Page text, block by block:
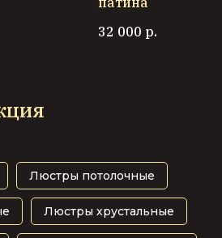
32 000 р.
Люстры потолочные
Люстры хрустальные